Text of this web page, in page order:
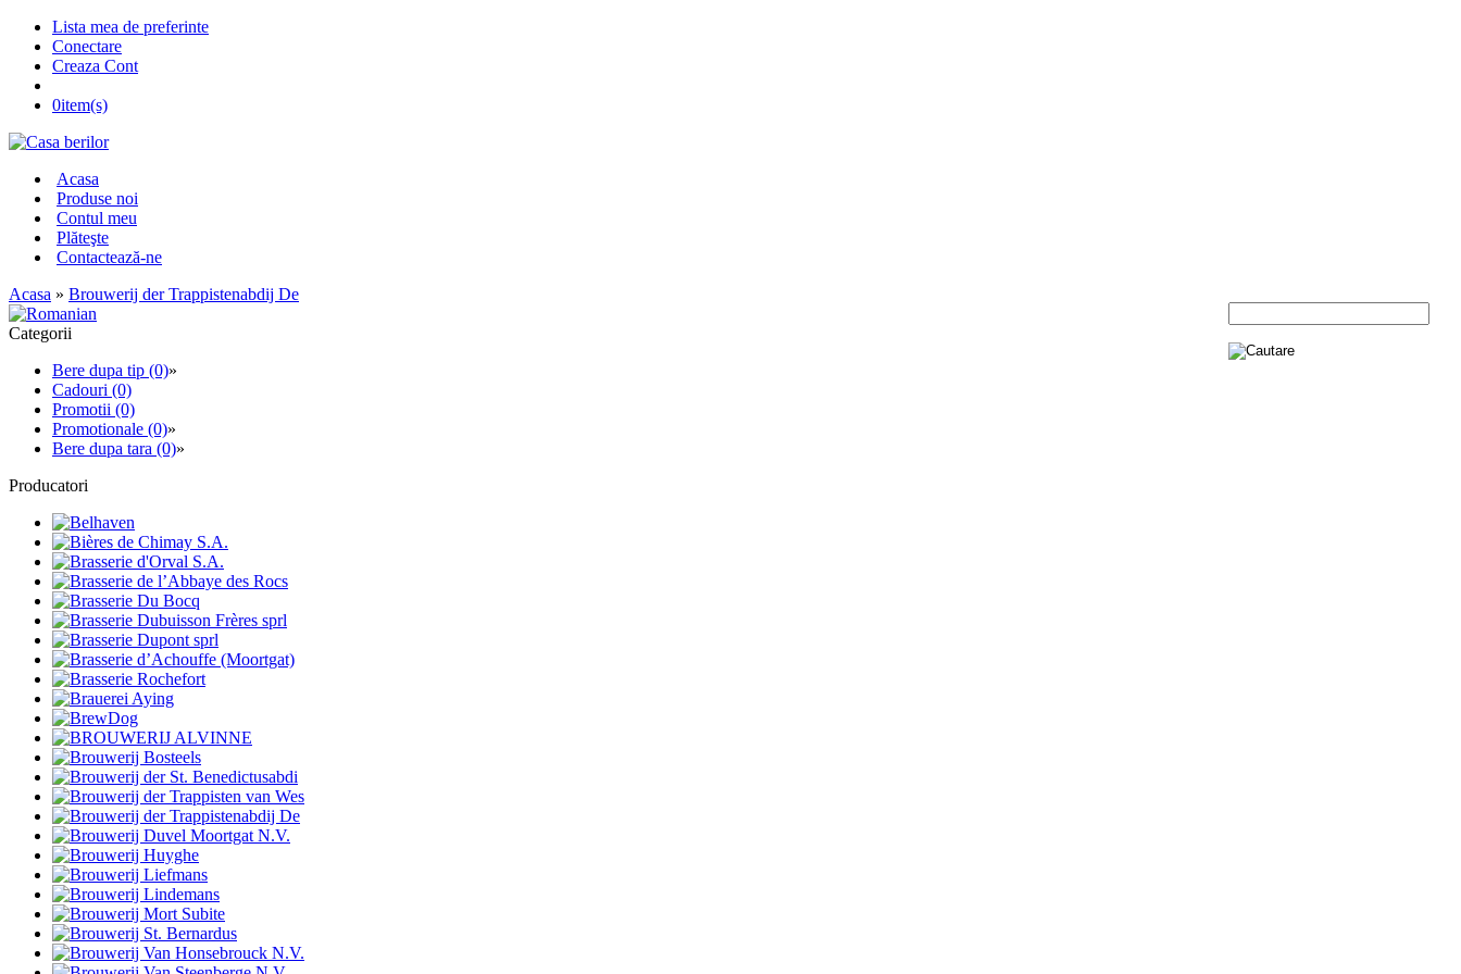
Lista mea de preferinte
Conectare
Creaza Cont
0item(s)
Acasa
Produse noi
Contul meu
Plăteşte
Contactează-ne
Acasa » Brouwerij der Trappistenabdij De
Categorii
Bere dupa tip (0)»
Cadouri (0)
Promotii (0)
Promotionale (0)»
Bere dupa tara (0)»
Producatori